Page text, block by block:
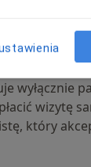
wyłącznie
wizytę
który